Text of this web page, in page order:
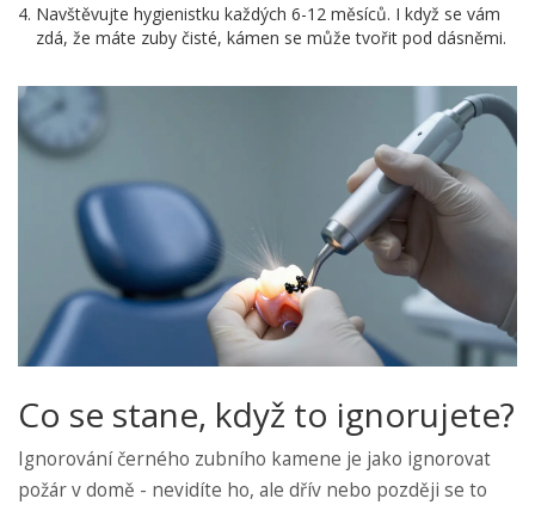
Navštěvujte hygienistku každých 6-12 měsíců. I když se vám
zdá, že máte zuby čisté, kámen se může tvořit pod dásněmi.
Co se stane, když to ignorujete?
Ignorování černého zubního kamene je jako ignorovat
požár v domě - nevidíte ho, ale dřív nebo později se to